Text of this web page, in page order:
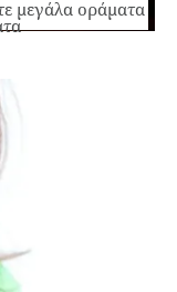
μεγάλα οράματα